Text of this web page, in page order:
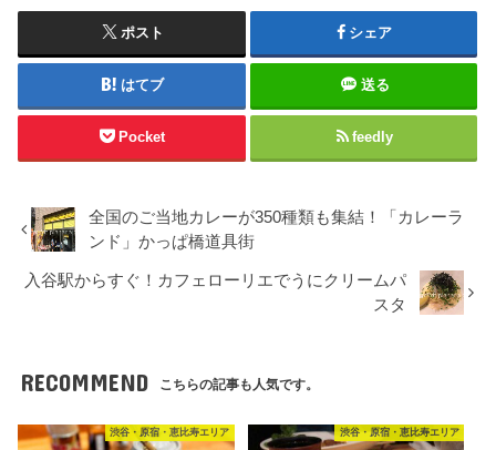
ポスト シェア
はてブ 送る
Pocket feedly
全国のご当地カレーが350種類も集結！「カレーラ
ンド」かっぱ橋道具街
入谷駅からすぐ！カフェローリエでうにクリームパ
スタ
RECOMMEND こちらの記事も人気です。
渋谷・原宿・恵比寿エリア 渋谷・原宿・恵比寿エリア